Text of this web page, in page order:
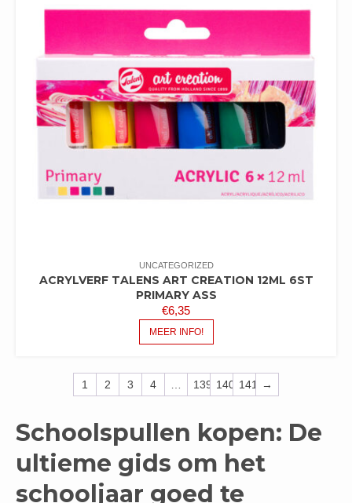
UNCATEGORIZED
ACRYLVERF TALENS ART CREATION 12ML 6ST
PRIMARY ASS
€6,35
MEER INFO!
1 2 3 4 139 140 141 →
Schoolspullen kopen: De
ultieme gids om het
schooljaar goed te